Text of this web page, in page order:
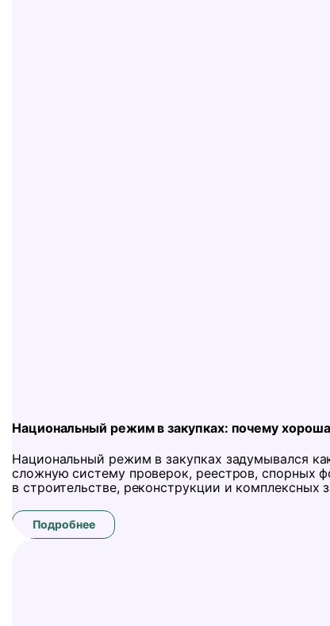
Национальный режим в закупках: почему
Национальный режим в закупках задумывался
сложную систему проверок, реестров, спорных
в строительстве, реконструкции и комплексных
Подробнее